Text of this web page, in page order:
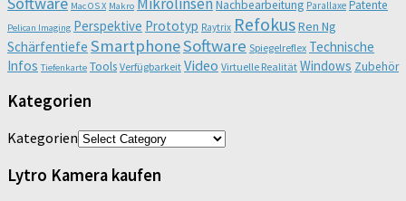
Mac OS X Makro Nachbearbeitung Parallaxe Patente
Pelican Imaging Perspektive Prototyp Raytrix RefokusRen Ng
Schärfentiefe SmartphoneSoftware Spiegelreflex Technische
Infos Tiefenkarte Tools Verfügbarkeit Video Virtuelle Realität Windows Zubehör
Kategorien
Kategorien
Lytro Kamera kaufen